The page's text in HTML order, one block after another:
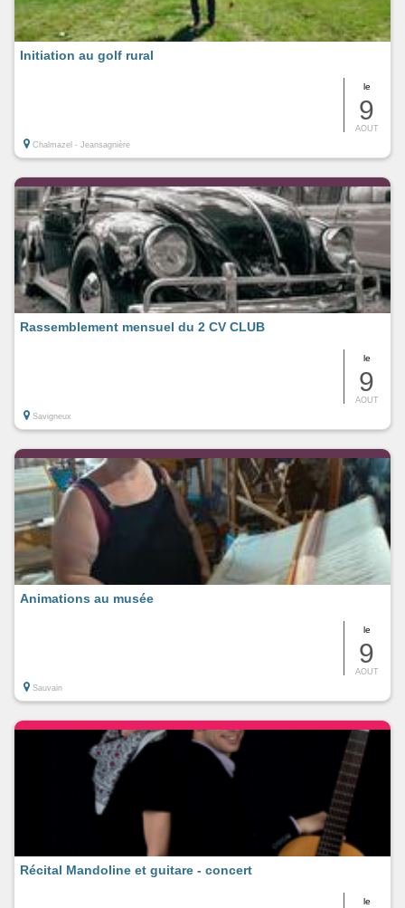
le
9
AOUT
Initiation au golf rural
Chalmazel - Jeansagnière
le
9
AOUT
Rassemblement mensuel du 2 CV CLUB
Savigneux
le
9
AOUT
Animations au musée
Sauvain
le
Récital Mandoline et guitare - concert